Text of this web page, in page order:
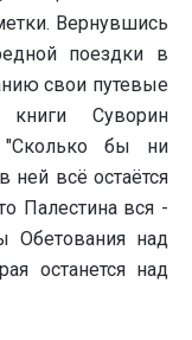
Вернувшись
поездки в
свои путевые
Суворин
"Сколько бы ни
ней всё остаётся
Палестина вся -
Обетования над
останется над